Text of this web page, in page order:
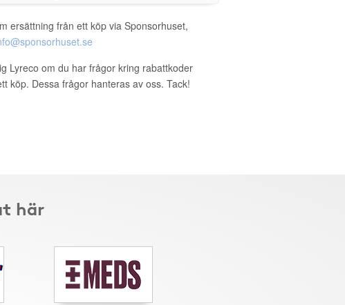
ersättning från ett köp via Sponsorhuset,
Lyreco om du har frågor kring rabattkoder
köp. Dessa frågor hanteras av oss. Tack!
här